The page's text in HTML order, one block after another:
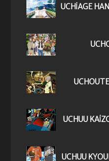
UCHUU
UCHUU